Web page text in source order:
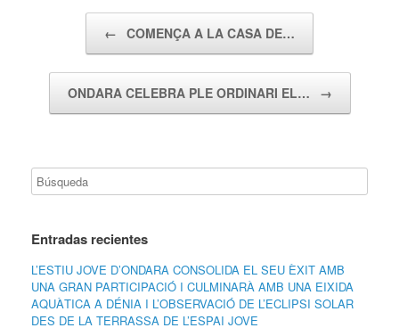
← COMENÇA A LA CASA DE…
ONDARA CELEBRA PLE ORDINARI EL… →
Entradas recientes
L’ESTIU JOVE D’ONDARA CONSOLIDA EL SEU ÈXIT AMB
UNA GRAN PARTICIPACIÓ I CULMINARÀ AMB UNA EIXIDA
AQUÀTICA A DÉNIA I L’OBSERVACIÓ DE L’ECLIPSI SOLAR
DES DE LA TERRASSA DE L’ESPAI JOVE